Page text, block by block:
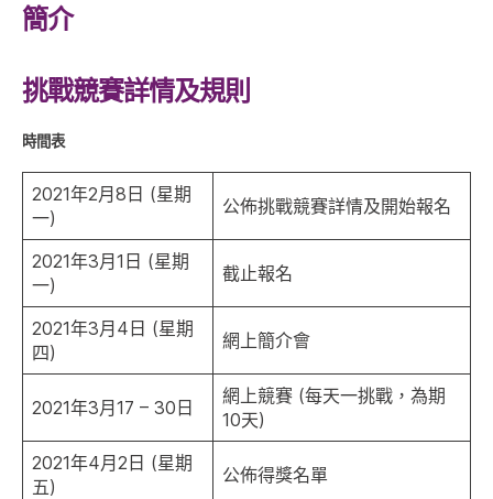
簡介
挑戰競賽詳情及規則
時間表
2021年2月8日 (星期
一)
公佈挑戰競賽詳情及開始報名
2021年3月1日 (星期
一)
截止報名
2021年3月4日 (星期
四)
網上簡介會
2021年3月17 – 30日
網上競賽 (每天一挑戰，為期
10天)
2021年4月2日 (星期
五)
公佈得獎名單